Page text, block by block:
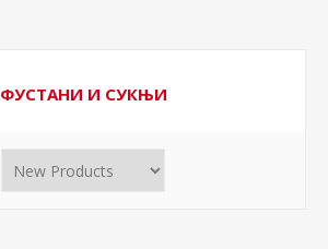
ФУСТАНИ И СУКЊИ